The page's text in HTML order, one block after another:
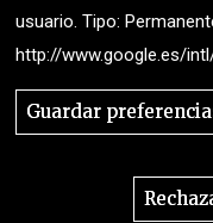
usuario. Tipo:
http://www.google.es/
Guardar